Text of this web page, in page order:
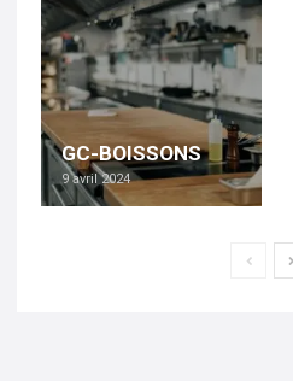
GC-BOISSONS
9 avril 2024